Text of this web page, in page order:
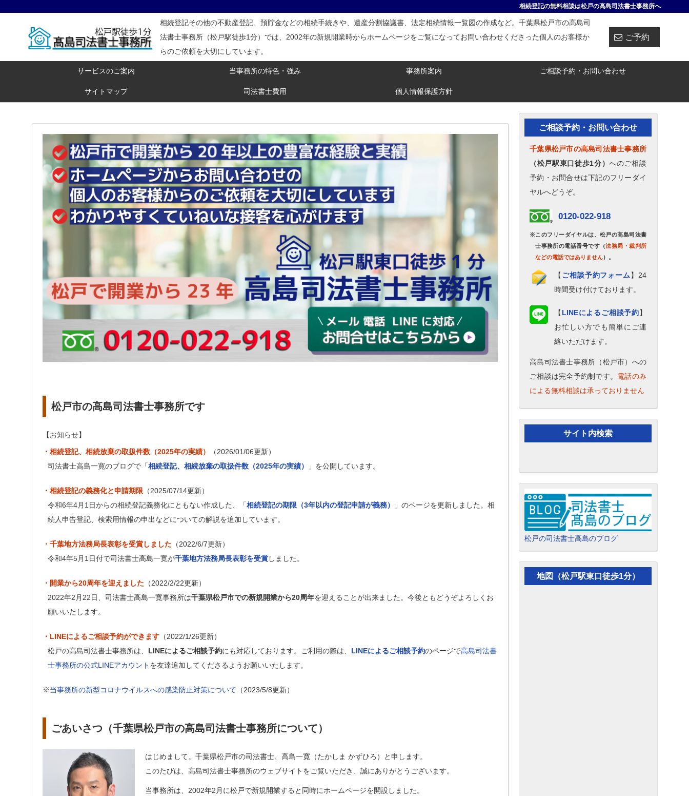
相続登記の無料相談は松戸の高島司法書士事務所へ
相続登記その他の不動産登記、預貯金などの相続手続きや、遺産分割協議書、法定相続情報一覧図の作成など。千葉県松戸市の高島司
法書士事務所（松戸駅徒歩1分）では、2002年の新規開業時からホームページをご覧になってお問い合わせくださった個人のお客様か
らのご依頼を大切にしています。
ご予約
サービスのご案内 当事務所の特色・強み 事務所案内 ご相談予約・お問い合わせ
サイトマップ 司法書士費用 個人情報保護方針
松戸市の高島司法書士事務所です
【お知らせ】
・相続登記、相続放棄の取扱件数（2025年の実績）
（2026/01/06更新）
司法書士高島一寛のブログで「相続登記、相続放棄の取扱件数（2025年の実績） 」を公開しています。
・相続登記の義務化と申請期限 （2025/07/14更新）
令和6年4月1日からの相続登記義務化にともない作成した、「相続登記の期限（3年以内の登記申請が義務）
」のページを更新しました。相
続人申告登記、検索用情報の申出などについての解説を追加しています。
・千葉地方法務局長表彰を受賞しました （2022/6/7更新）
令和4年5月1日付で司法書士高島一寛が千葉地方法務局長表彰を受賞しました。
・開業から20周年を迎えました （2022/2/22更新）
2022年2月22日、司法書士高島一寛事務所は千葉県松戸市での新規開業から20周年を迎えることが出来ました。今後ともどうぞよろしくお
願いいたします。
・LINEによるご相談予約ができます （2022/1/26更新）
松戸の高島司法書士事務所は、 LINEによるご相談予約にも対応しております。ご利用の際は、 LINEによるご相談予約のページで高島司法書
士事務所の公式LINEアカウント を友達追加してくださるようお願いいたします。
※当事務所の新型コロナウイルスへの感染防止対策について （2023/5/8更新）
ごあいさつ（千葉県松戸市の高島司法書士事務所について）
はじめまして。千葉県松戸市の司法書士、高島一寛（たかしま かずひろ）と申します。
このたびは、高島司法書士事務所のウェブサイトをご覧いただき、誠にありがとうございます。
当事務所は、2002年2月に松戸で新規開業すると同時にホームページを開設しました。
ご相談予約・お問い合わせ
千葉県松戸市の高島司法書士事務所
（松戸駅東口徒歩1分）へのご相談
予約・お問合せは下記のフリーダイ
ヤルへどうぞ。
0120-022-918
※このフリーダイヤルは、松戸の高島司法書
士事務所の電話番号です（法務局・裁判所
などの電話ではありません）。
【 ご相談予約フォーム 】24
時間受け付けております。
【 LINEによるご相談予約】
お忙しい方でも簡単にご連
絡いただけます。
高島司法書士事務所（松戸市）への
ご相談は完全予約制です。 電話のみ
による無料相談は承っておりません
サイト内検索
松戸の司法書士高島のブログ
地図（松戸駅東口徒歩1分）